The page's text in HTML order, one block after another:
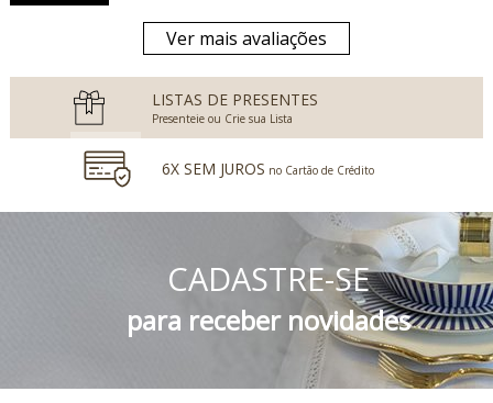
Ver mais avaliações
LISTAS DE PRESENTES
Presenteie ou Crie sua Lista
6X SEM JUROS no Cartão de Crédito
no Boleto Bancário e PIX
FRETE GRÁTIS Consulte o Regulamento
CADASTRE-SE
para receber novidades